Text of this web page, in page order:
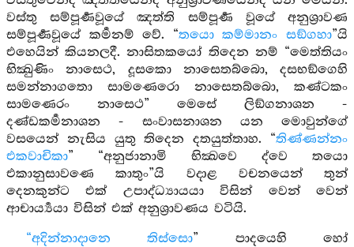
වස්තු සම්පූර්‍ණවූයේ ඤත්ති සම්පූර්‍ණ වූයේ අනුශ්‍රාවණ
සම්පූර්‍ණවූයේ කර්‍මනම් වේ. “තයො කම්මානං සඞ්ගහා”යි
එහෙයින් කියනලදී. නාසිතකයෝ තිදෙන නම් “මෙත්තියං
භික්‍ඛුණිං නාසෙථ, දූසකො නාසෙතබ්බො, දසභඞ්ගෙහි
සමන්නාගතො සාමණෙරො නාසෙතබ්බො, කණ්ටකං
සාමණෙරං නාසෙථ” මෙසේ ලිඞ්ගනාශන -
දණ්ඩකර්‍මනාශන - සංවාසනාශන යන මොවුන්ගේ
වසයෙන් නැසිය යුතු තිදෙන දතයුත්තාහ. “තිණ්ණන්නං
එකවාචිකා” “අනුජානාමි භික්‍ඛවෙ ද්වෙ තයො
එකානුසාවණෙ කාතුං”යි වදාළ වචනයෙන් තුන්
දෙනකුන්ට එක් උපාද්ධ්‍යායයා විසින් වෙන් වෙන්
ආචාර්‍ය්‍යයා විසින් එක් අනුශ්‍රාවණය වටියි.
“අදින්නාදානෙ තිස්සො” පාදයෙහි හෝ